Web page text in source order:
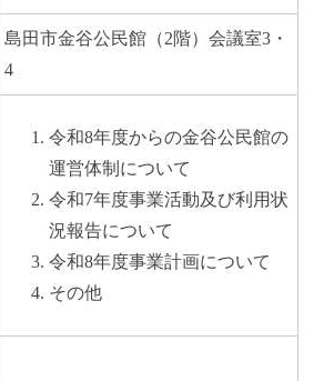
島田市金谷公民館（2階）会議室3・
4
令和8年度からの金谷公民館の
運営体制について
令和7年度事業活動及び利用状
況報告について
令和8年度事業計画について
その他